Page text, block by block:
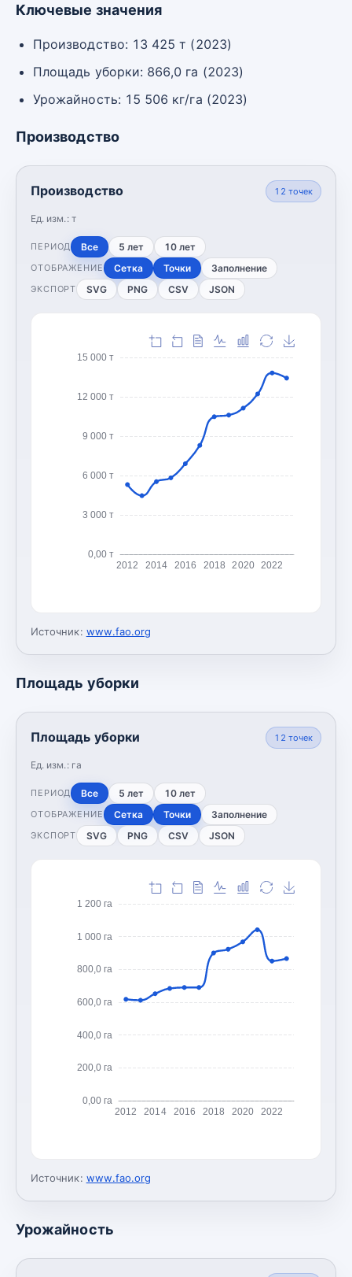
Ключевые значения
Производство: 13 425 т (2023)
Площадь уборки: 866,0 га (2023)
Урожайность: 15 506 кг/га (2023)
Производство
Производство
Ед. изм.: т
12 точек
ПЕРИОД Все 5 лет 10 лет
ОТОБРАЖЕНИЕ Сетка Точки Заполнение
ЭКСПОРТ SVG PNG CSV JSON
0,00 т
3 000 т
6 000 т
9 000 т
12 000 т
15 000 т
2012 2014 2016 2018 2020 2022
Источник: www.fao.org
Площадь уборки
Площадь уборки
Ед. изм.: га
12 точек
ПЕРИОД Все 5 лет 10 лет
ОТОБРАЖЕНИЕ Сетка Точки Заполнение
ЭКСПОРТ SVG PNG CSV JSON
0,00 га
200,0 га
400,0 га
600,0 га
800,0 га
1 000 га
1 200 га
2012 2014 2016 2018 2020 2022
Источник: www.fao.org
Урожайность